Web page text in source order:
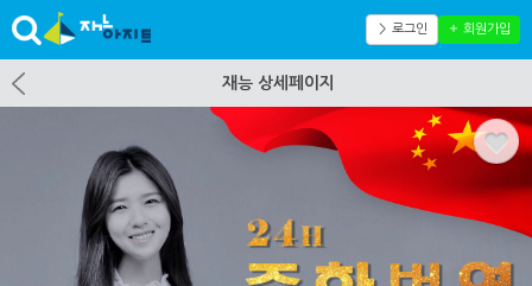
＞ 로그인 ＋ 회원가입
재능 상세페이지